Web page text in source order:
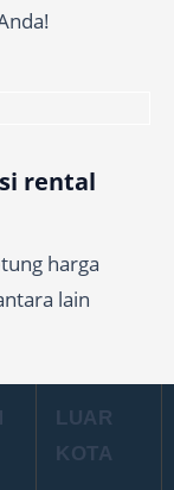
rental
harga
lain
LUAR
KOTA